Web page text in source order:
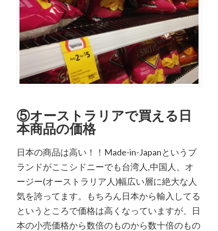
⑤オーストラリアで買える日
本商品の価格
日本の商品は高い！！Made-in-Japanというブ
ランドがここシドニーでも台湾人,中国人、オ
ージー(オーストラリア人)幅広い層に絶大な人
気を誇ってます。もちろん日本から輸入してる
というところで価格は高くなっていますが、日
本の小売価格から数倍のものから数十倍のもの